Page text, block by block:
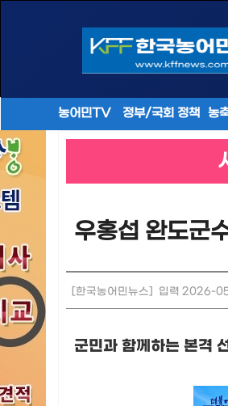
농어민TV 정부/국회 정책 농
우홍섭 완도군
[한국농어민뉴스] 입력 2026-
군민과 함께하는 본격